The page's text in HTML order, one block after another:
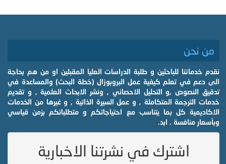
من نحن
نقدم خدماتنا للباحثين و طلبة الدراسات العليا المقبلين او من هم بحاجة
الى دعم في تعلم كيفية عمل البروبوزال (خطة البحث) والمساعدة في
تدقيق النصوص ,و التحليل الاحصائي , ونشر الابحاث العلمية , و تقديم
خدمات الترجمة المتكاملة , و عمل السيرة الذاتية , و غيرها من الخدمات
الاكاديمية كل بما يتناسب مع احتياجاتكم و متطلباتكم بزمن قياسي
وبأسعار منافسة . ابد.
اشترك في نشرتنا الاخبارية